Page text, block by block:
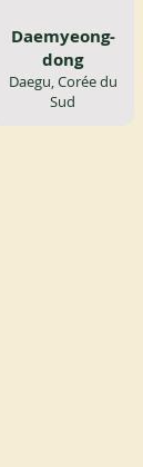
Daemyeong-
dong
Daegu, Corée du
Sud